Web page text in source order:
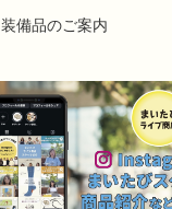
装備品のご案内